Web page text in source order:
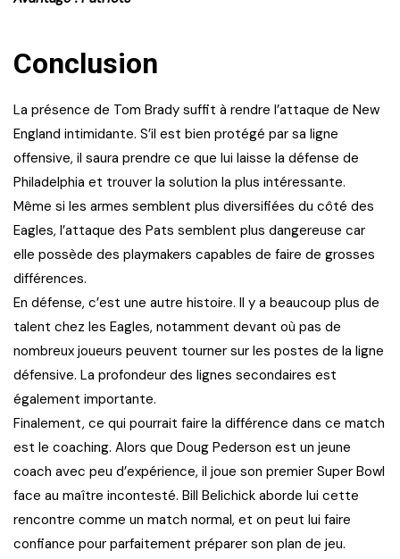
Conclusion
La présence de Tom Brady suffit à rendre l’attaque de New
England intimidante. S’il est bien protégé par sa ligne
offensive, il saura prendre ce que lui laisse la défense de
Philadelphia et trouver la solution la plus intéressante.
Même si les armes semblent plus diversifiées du côté des
Eagles, l’attaque des Pats semblent plus dangereuse car
elle possède des playmakers capables de faire de grosses
différences.
En défense, c’est une autre histoire. Il y a beaucoup plus de
talent chez les Eagles, notamment devant où pas de
nombreux joueurs peuvent tourner sur les postes de la ligne
défensive. La profondeur des lignes secondaires est
également importante.
Finalement, ce qui pourrait faire la différence dans ce match
est le coaching. Alors que Doug Pederson est un jeune
coach avec peu d’expérience, il joue son premier Super Bowl
face au maître incontesté. Bill Belichick aborde lui cette
rencontre comme un match normal, et on peut lui faire
confiance pour parfaitement préparer son plan de jeu.